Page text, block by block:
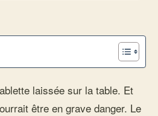
laissée sur la table. Et
être en grave danger. Le